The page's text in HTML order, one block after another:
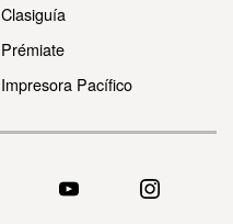
Clasiguía
Prémiate
Impresora Pacífico